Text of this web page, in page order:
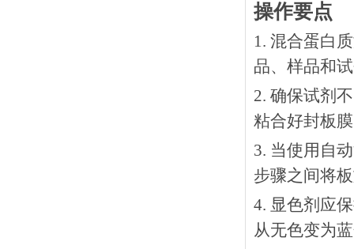
操作要点
1. 混合蛋白
品、样品和
2. 确保试剂
粘合好封板
3. 当使用自
步骤之间将
4. 显色剂应
从无色变为